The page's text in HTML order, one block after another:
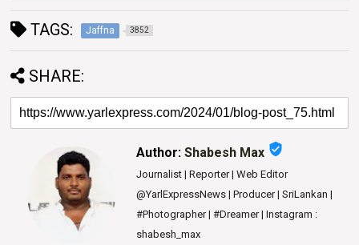
TAGS: Jaffna 3852
SHARE:
Author:Shabesh Max verified_user
Journalist | Reporter | Web Editor
@YarlExpressNews | Producer | SriLankan |
#Photographer | #Dreamer | Instagram :
shabesh_max